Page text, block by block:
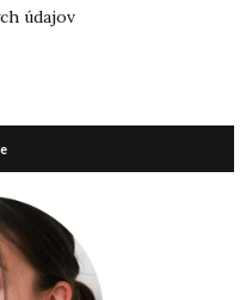
údajov